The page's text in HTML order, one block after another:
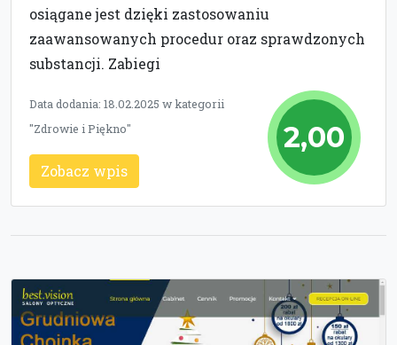
osiągane jest dzięki zastosowaniu
zaawansowanych procedur oraz sprawdzonych
substancji. Zabiegi
2,00
Data dodania: 18.02.2025 w kategorii
"Zdrowie i Piękno"
Zobacz wpis